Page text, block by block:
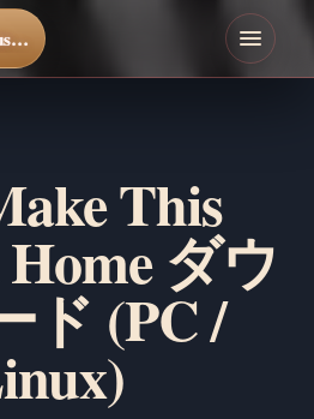
This
ダウ
ド (PC /